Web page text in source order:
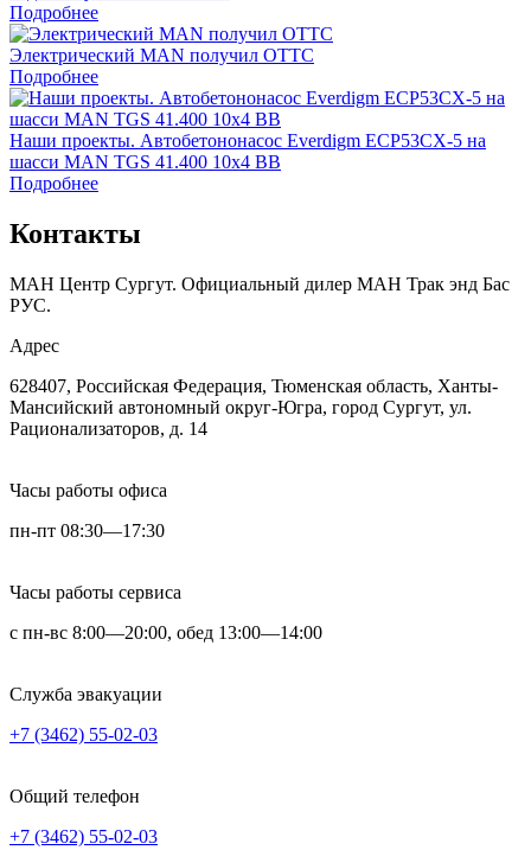
Подробнее
Электрический MAN получил ОТТС
Подробнее
Наши проекты. Автобетононасос Everdigm ECP53CX-5 на
шасси MAN TGS 41.400 10x4 BB
Подробнее
Контакты
МАН Центр Сургут. Официальный дилер МАН Трак энд Бас
РУС.
Адрес
628407, Российская Федерация, Тюменская область, Ханты-
Мансийский автономный округ-Югра, город Сургут, ул.
Рационализаторов, д. 14
Часы работы офиса
пн-пт 08:30—17:30
Часы работы сервиса
с пн-вс 8:00—20:00, обед 13:00—14:00
Служба эвакуации
+7 (3462) 55-02-03
Общий телефон
+7 (3462) 55-02-03